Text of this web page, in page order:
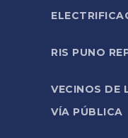
RIS PUNO
VECINOS DE
VÍA PÚBLICA